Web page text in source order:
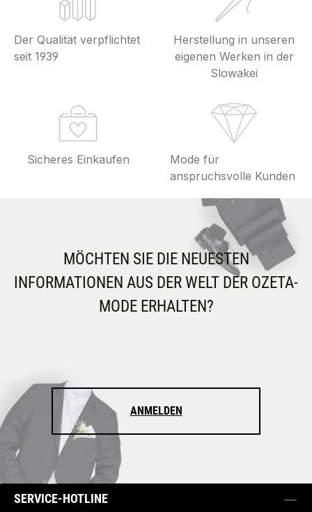
Der Qualität verpflichtet
seit 1939
Herstellung in unseren
eigenen Werken in der
Slowakei
Sicheres Einkaufen
Mode für
anspruchsvolle Kunden
MÖCHTEN SIE DIE NEUESTEN
INFORMATIONEN AUS DER WELT DER OZETA-
MODE ERHALTEN?
ANMELDEN
SERVICE-HOTLINE